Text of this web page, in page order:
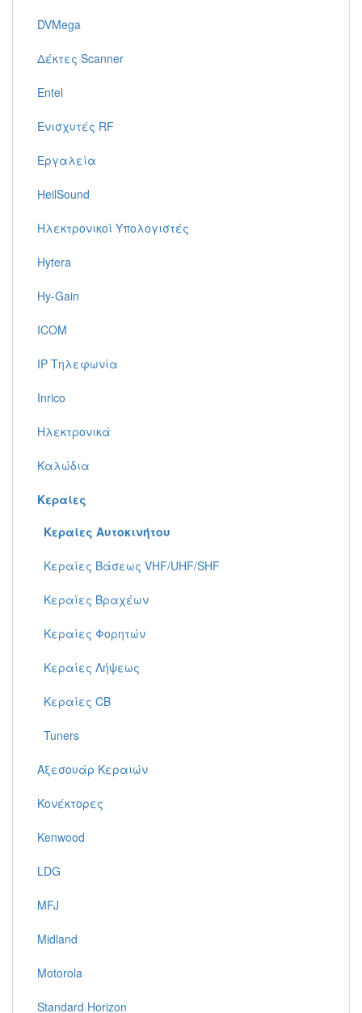
DVMega
Δέκτες Scanner
Entel
Ενισχυτές RF
Εργαλεία
HeilSound
Ηλεκτρονικοί Υπολογιστές
Hytera
Hy-Gain
ICOM
IP Τηλεφωνία
Inrico
Ηλεκτρονικά
Καλώδια
Κεραίες
Κεραίες Αυτοκινήτου
Κεραίες Βάσεως VHF/UHF/SHF
Κεραίες Βραχέων
Κεραίες Φορητών
Κεραίες Λήψεως
Κεραίες CB
Tuners
Αξεσουάρ Κεραιών
Κονέκτορες
Kenwood
LDG
MFJ
Midland
Motorola
Standard Horizon